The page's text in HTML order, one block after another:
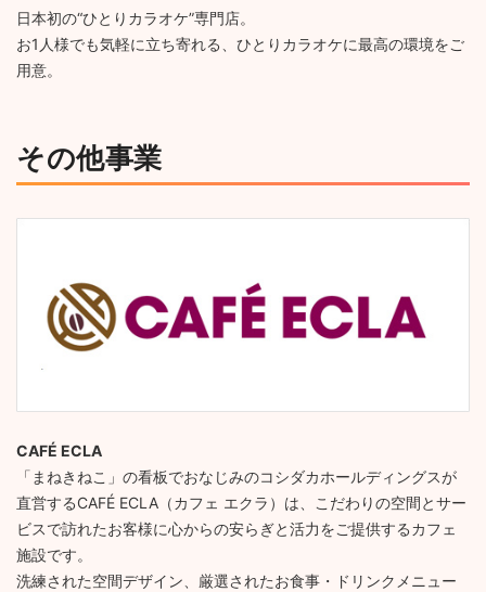
日本初の“ひとりカラオケ”専門店。
お1人様でも気軽に立ち寄れる、ひとりカラオケに最高の環境をご
用意。
その他事業
CAFÉ ECLA
「まねきねこ」の看板でおなじみのコシダカホールディングスが
直営するCAFÉ ECLA（カフェ エクラ）は、こだわりの空間とサー
ビスで訪れたお客様に心からの安らぎと活力をご提供するカフェ
施設です。
洗練された空間デザイン、厳選されたお食事・ドリンクメニュー